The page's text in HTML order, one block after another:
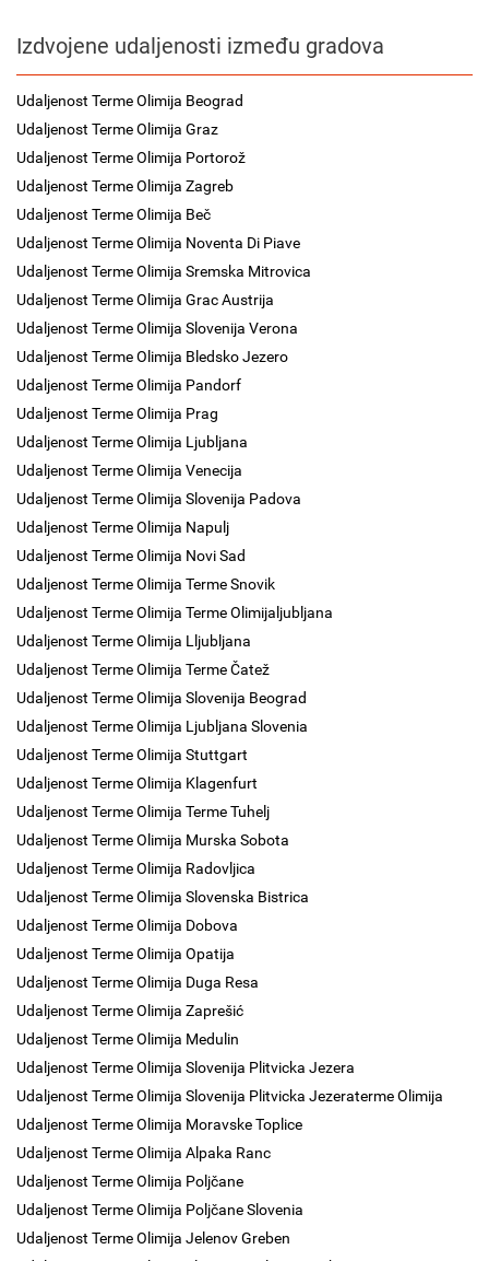
Izdvojene udaljenosti između gradova
Udaljenost Terme Olimija Beograd
Udaljenost Terme Olimija Graz
Udaljenost Terme Olimija Portorož
Udaljenost Terme Olimija Zagreb
Udaljenost Terme Olimija Beč
Udaljenost Terme Olimija Noventa Di Piave
Udaljenost Terme Olimija Sremska Mitrovica
Udaljenost Terme Olimija Grac Austrija
Udaljenost Terme Olimija Slovenija Verona
Udaljenost Terme Olimija Bledsko Jezero
Udaljenost Terme Olimija Pandorf
Udaljenost Terme Olimija Prag
Udaljenost Terme Olimija Ljubljana
Udaljenost Terme Olimija Venecija
Udaljenost Terme Olimija Slovenija Padova
Udaljenost Terme Olimija Napulj
Udaljenost Terme Olimija Novi Sad
Udaljenost Terme Olimija Terme Snovik
Udaljenost Terme Olimija Terme Olimijaljubljana
Udaljenost Terme Olimija Lljubljana
Udaljenost Terme Olimija Terme Čatež
Udaljenost Terme Olimija Slovenija Beograd
Udaljenost Terme Olimija Ljubljana Slovenia
Udaljenost Terme Olimija Stuttgart
Udaljenost Terme Olimija Klagenfurt
Udaljenost Terme Olimija Terme Tuhelj
Udaljenost Terme Olimija Murska Sobota
Udaljenost Terme Olimija Radovljica
Udaljenost Terme Olimija Slovenska Bistrica
Udaljenost Terme Olimija Dobova
Udaljenost Terme Olimija Opatija
Udaljenost Terme Olimija Duga Resa
Udaljenost Terme Olimija Zaprešić
Udaljenost Terme Olimija Medulin
Udaljenost Terme Olimija Slovenija Plitvicka Jezera
Udaljenost Terme Olimija Slovenija Plitvicka Jezeraterme Olimija
Udaljenost Terme Olimija Moravske Toplice
Udaljenost Terme Olimija Alpaka Ranc
Udaljenost Terme Olimija Poljčane
Udaljenost Terme Olimija Poljčane Slovenia
Udaljenost Terme Olimija Jelenov Greben